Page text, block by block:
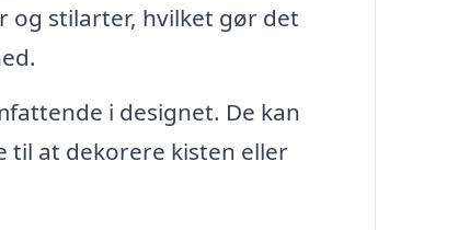
og stilarter, hvilket gør det
i designet. De kan
at dekorere kisten eller